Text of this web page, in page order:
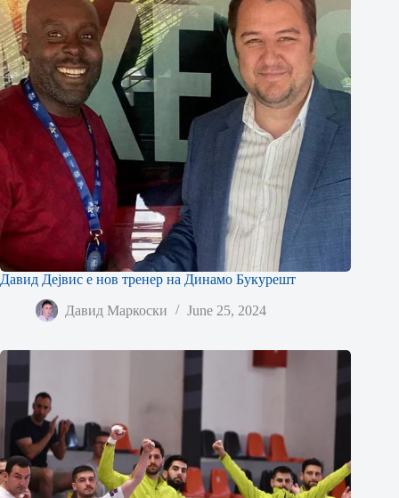
Давид Дејвис е нов тренер на Динамо Букурешт
Давид Маркоски June 25, 2024